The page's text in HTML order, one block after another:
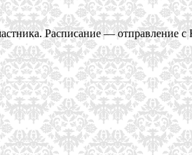
Расписание — отправление с